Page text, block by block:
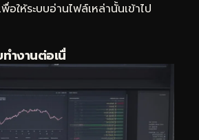
อให้ระบบอ่านไฟล์เหล่านั้นเข้าไป
ำงานต่อเนื่